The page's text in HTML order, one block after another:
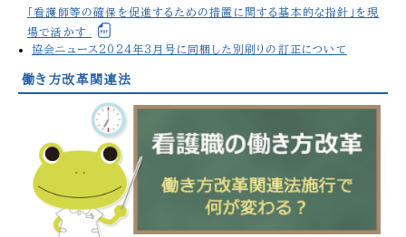
「看護師等の確保を促進するための措置に関する基本的な指針」を現
場で活かす
協会ニュース2024年3月号に同梱した別刷りの訂正について
働き方改革関連法